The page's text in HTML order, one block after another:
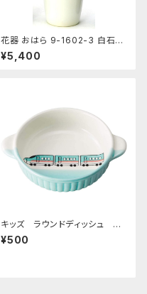
花器 おはら 9-1602-3 白石投
入 白 花瓶 フラワーベース
¥5,400
キッズ ラウンドディッシュ 超
特急エメラルド
¥500